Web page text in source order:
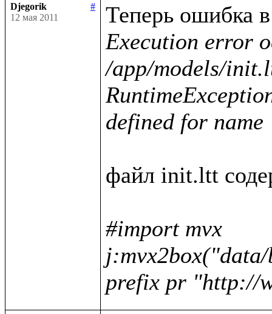
Djegorik
#
12 мая 2011
Execution error
/app/models/
defined for
файл init.ltt
#import mvx
prefix pr "http://